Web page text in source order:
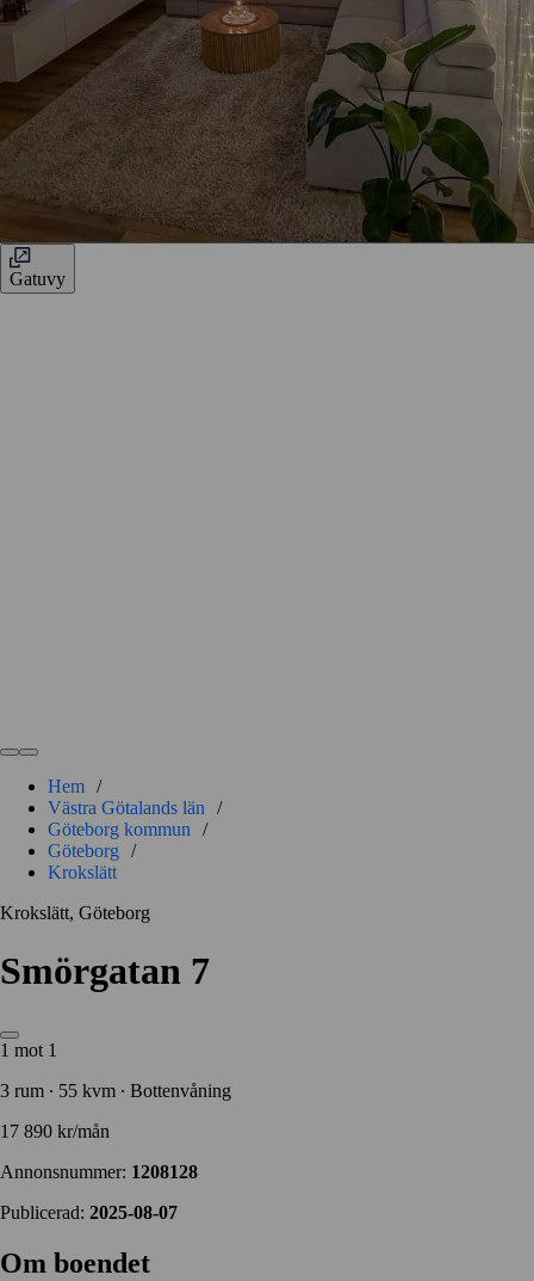
Gatuvy
Hem /
Västra Götalands län
/
Göteborg kommun
/
Göteborg
/
Krokslätt
Krokslätt, Göteborg
Smörgatan 7
1 mot 1
3 rum ∙ 55 kvm ∙ Bottenvåning
17 890 kr/mån
Annonsnummer: 1208128
Publicerad: 2025-08-07
Om boendet